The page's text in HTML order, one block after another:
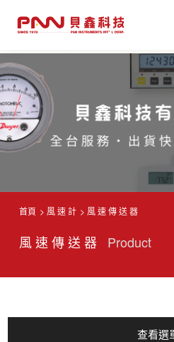
首頁 風 速 計 風 速 傳 送 器
風 速 傳 送 器 Product
查看選